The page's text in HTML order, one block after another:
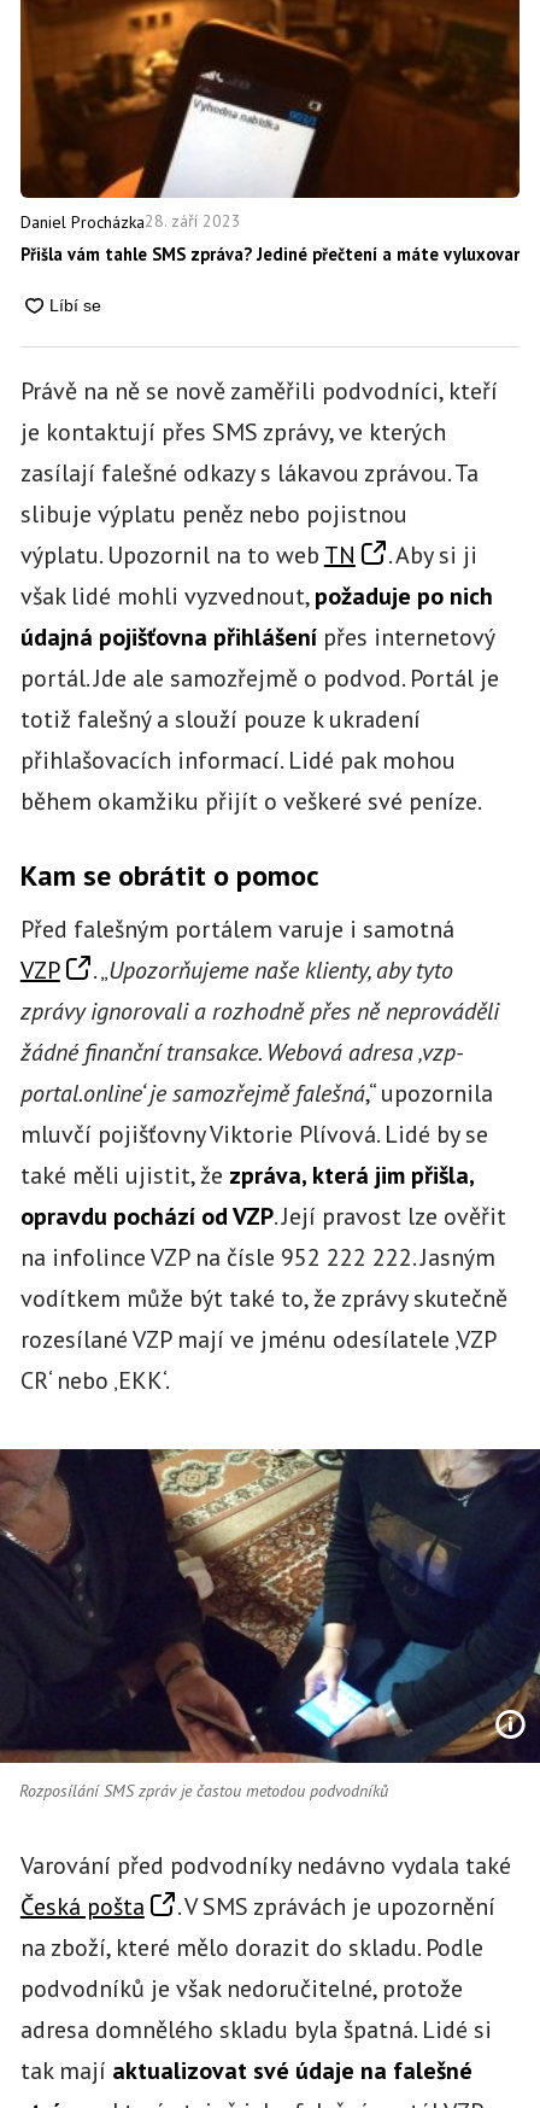
Daniel Procházka28. září 2023
Přišla vám tahle SMS zpráva? Jediné přečtení a máte
Právě na ně se nově zaměřili podvodníci, kteří
je kontaktují přes SMS zprávy, ve kterých
zasílají falešné odkazy s lákavou zprávou. Ta
slibuje výplatu peněz nebo pojistnou
výplatu. Upozornil na to web TN
. Aby si ji
však lidé mohli vyzvednout,požaduje po nich
údajná pojišťovna přihlášení přes internetový
portál. Jde ale samozřejmě o podvod. Portál je
totiž falešný a slouží pouze k ukradení
přihlašovacích informací. Lidé pak mohou
během okamžiku přijít o veškeré své peníze.
Kam se obrátit o pomoc
Před falešným portálem varuje i samotná
VZP
. „Upozorňujeme naše klienty, aby tyto
zprávy ignorovali a rozhodně přes ně neprováděli
žádné finanční transakce. Webová adresa ‚vzp-
portal.online‘ je samozřejmě falešná,“ upozornila
mluvčí pojišťovny Viktorie Plívová. Lidé by se
také měli ujistit, že zpráva, která jim přišla,
opravdu pochází od VZP. Její pravost lze ověřit
na infolince VZP na čísle 952 222 222. Jasným
vodítkem může být také to, že zprávy skutečně
rozesílané VZP mají ve jménu odesílatele ‚VZP
CR‘ nebo ‚EKK‘.
Rozposílání SMS zpráv je častou metodou podvodníků
Varování před podvodníky nedávno vydala také
Česká pošta
. V SMS zprávách je upozornění
na zboží, které mělo dorazit do skladu. Podle
podvodníků je však nedoručitelné, protože
adresa domnělého skladu byla špatná. Lidé si
tak mají aktualizovat své údaje na falešné